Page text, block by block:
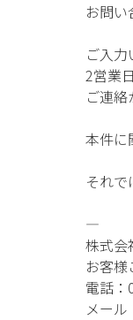
お問い
ご入
2営業
ご連
本件に
それで
—
株式会
お客様
電話：
メー